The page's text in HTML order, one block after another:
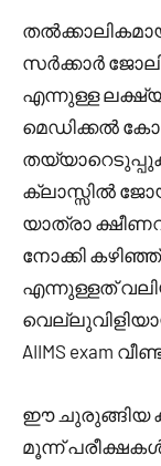
സർക്കാർ
എന്നുള്ള
മെഡിക്കൽ
ക്ലാസ്സിൽ
യാത്രാ
നോക്കി
എന്നുള്ളത്
AIIMS exam
ഈ ചുരുങ്ങിയ
മൂന്ന്